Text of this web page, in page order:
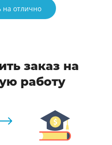
на отлично
заказ на
работу